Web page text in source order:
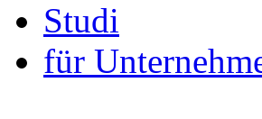
Studi
für